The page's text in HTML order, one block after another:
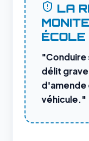
LA
ÉCOLE
"Conduire
délit
d'amende
véhicule."